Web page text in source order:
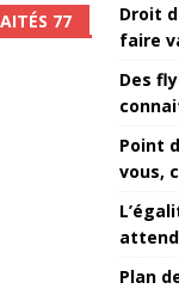
77
Droit
faire
Des
Point
vous,
Plan